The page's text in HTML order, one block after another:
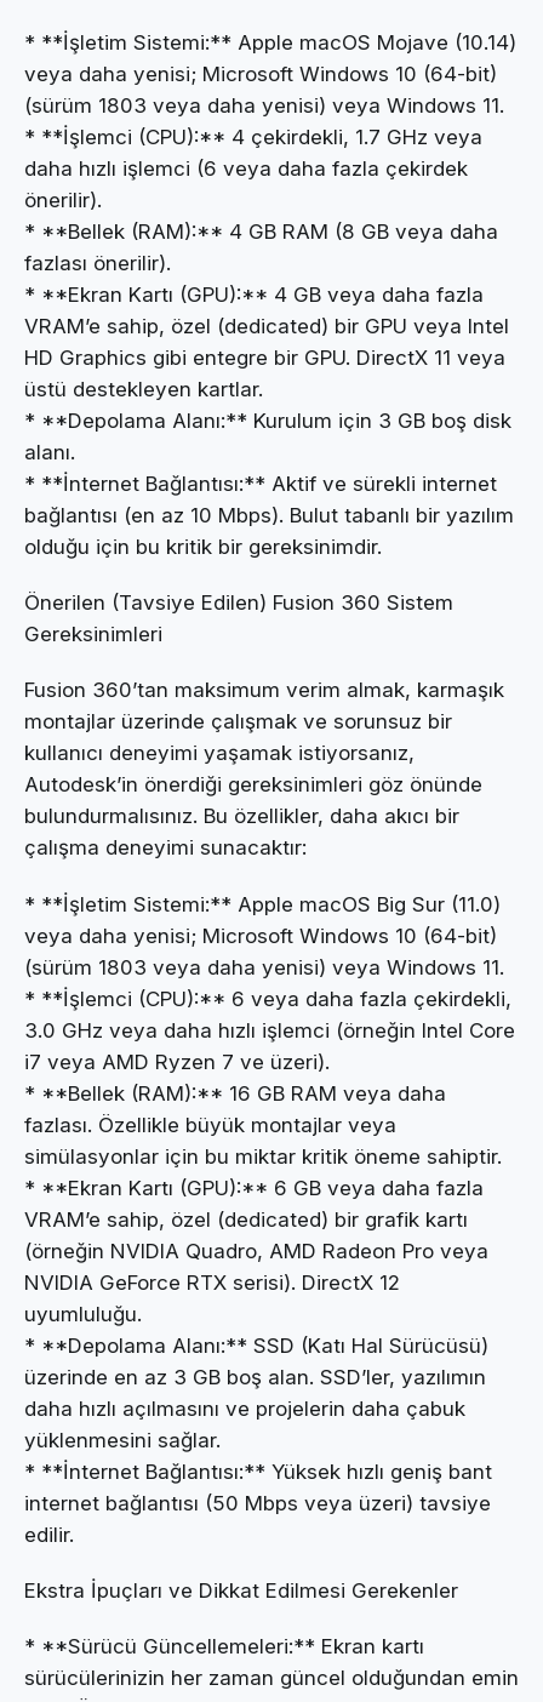
* **İşletim Sistemi:** Apple macOS Mojave (10.14)
veya daha yenisi; Microsoft Windows 10 (64-bit)
(sürüm 1803 veya daha yenisi) veya Windows 11.
* **İşlemci (CPU):** 4 çekirdekli, 1.7 GHz veya
daha hızlı işlemci (6 veya daha fazla çekirdek
önerilir).
* **Bellek (RAM):** 4 GB RAM (8 GB veya daha
fazlası önerilir).
* **Ekran Kartı (GPU):** 4 GB veya daha fazla
VRAM’e sahip, özel (dedicated) bir GPU veya Intel
HD Graphics gibi entegre bir GPU. DirectX 11 veya
üstü destekleyen kartlar.
* **Depolama Alanı:** Kurulum için 3 GB boş disk
alanı.
* **İnternet Bağlantısı:** Aktif ve sürekli internet
bağlantısı (en az 10 Mbps). Bulut tabanlı bir yazılım
olduğu için bu kritik bir gereksinimdir.
Önerilen (Tavsiye Edilen) Fusion 360 Sistem
Gereksinimleri
Fusion 360’tan maksimum verim almak, karmaşık
montajlar üzerinde çalışmak ve sorunsuz bir
kullanıcı deneyimi yaşamak istiyorsanız,
Autodesk’in önerdiği gereksinimleri göz önünde
bulundurmalısınız. Bu özellikler, daha akıcı bir
çalışma deneyimi sunacaktır:
* **İşletim Sistemi:** Apple macOS Big Sur (11.0)
veya daha yenisi; Microsoft Windows 10 (64-bit)
(sürüm 1803 veya daha yenisi) veya Windows 11.
* **İşlemci (CPU):** 6 veya daha fazla çekirdekli,
3.0 GHz veya daha hızlı işlemci (örneğin Intel Core
i7 veya AMD Ryzen 7 ve üzeri).
* **Bellek (RAM):** 16 GB RAM veya daha
fazlası. Özellikle büyük montajlar veya
simülasyonlar için bu miktar kritik öneme sahiptir.
* **Ekran Kartı (GPU):** 6 GB veya daha fazla
VRAM’e sahip, özel (dedicated) bir grafik kartı
(örneğin NVIDIA Quadro, AMD Radeon Pro veya
NVIDIA GeForce RTX serisi). DirectX 12
uyumluluğu.
* **Depolama Alanı:** SSD (Katı Hal Sürücüsü)
üzerinde en az 3 GB boş alan. SSD’ler, yazılımın
daha hızlı açılmasını ve projelerin daha çabuk
yüklenmesini sağlar.
* **İnternet Bağlantısı:** Yüksek hızlı geniş bant
internet bağlantısı (50 Mbps veya üzeri) tavsiye
edilir.
Ekstra İpuçları ve Dikkat Edilmesi Gerekenler
* **Sürücü Güncellemeleri:** Ekran kartı
sürücülerinizin her zaman güncel olduğundan emin